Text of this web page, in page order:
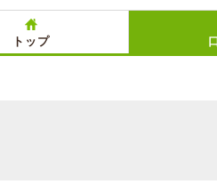
トップ